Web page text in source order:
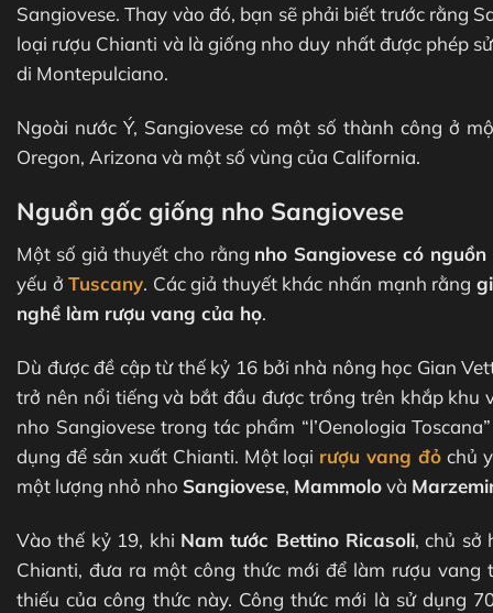
Sangiovese. Thay vào đó, bạn sẽ phải biết trước rằng
loại rượu Chianti và là giống nho duy nhất được phép
di Montepulciano.
Ngoài nước Ý, Sangiovese có một số thành công ở
Oregon, Arizona và một số vùng của California.
Nguồn gốc giống nho Sangiovese
Một số giả thuyết cho rằng nho Sangiovese có
yếu ởTuscany. Các giả thuyết khác nhấn mạnh rằng
nghề làm rượu vang của họ.
Dù được đề cập từ thế kỷ 16 bởi nhà nông học Gian
trở nên nổi tiếng và bắt đầu được trồng trên khắp khu
nho Sangiovese trong tác phẩm “l’Oenologia
dụng để sản xuất Chianti. Một loại rượu vang đỏ chủ
một lượng nhỏ nho Sangiovese, Mammolovà
Vào thế kỷ 19, khi Nam tước Bettino Ricasoli, chủ sở
Chianti, đưa ra một công thức mới để làm rượu
thiếu của công thức này. Công thức mới là sử dụng